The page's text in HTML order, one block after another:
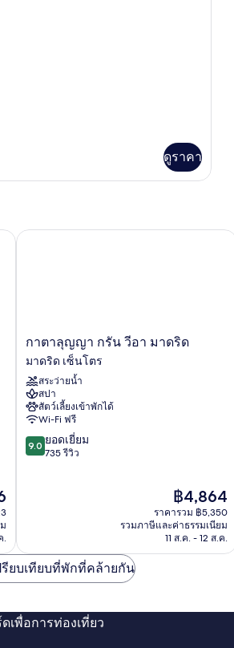
ดูราคา
.
กา
ลุ
ญญา
กรัน
วีอา
มาดริด
มาดริด
เซ็น
กาตาลุญญา กรัน วีอา มาดริด
มาดริด เซ็นโตร
สระว่ายน้ำ
สปา
สัตว์เลี้ยงเข้าพักได้
Wi-Fi ฟรี
9.0
จาก
9.0 ยอดเยี่ยม
735 รีวิว
ราคา
ปัจจุบัน
คือ
฿4,864
฿4,864
ราคารวม ฿5,350
รวมภาษีและค่าธรรมเนียม
11 ส.ค. - 12 ส.ค.
กาตาลุญญา กรัน วีอา มาดริด
รียบเทียบที่พักที่คล้ายกัน
เพื่อการท่องเที่ยว